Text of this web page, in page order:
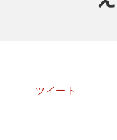
ツイート